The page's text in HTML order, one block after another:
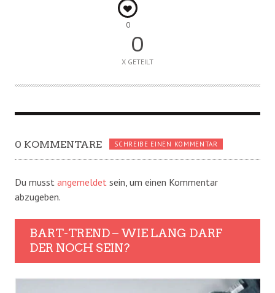
0
0
X GETEILT
0 KOMMENTARE SCHREIBE EINEN KOMMENTAR
Du musst angemeldet sein, um einen Kommentar
abzugeben.
BART-TREND – WIE LANG DARF
DER NOCH SEIN?